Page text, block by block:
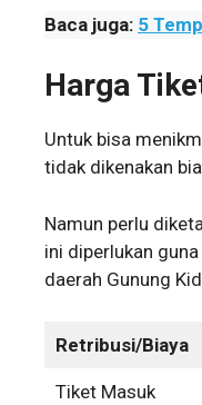
Baca juga: 5
Harga
Untuk bisa
tidak dikenakan
Namun perlu
ini diperlukan
daerah Gunung
Retribusi/Biaya
Tiket Masuk